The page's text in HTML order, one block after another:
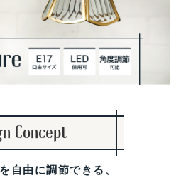
Concept
自由に調節できる、